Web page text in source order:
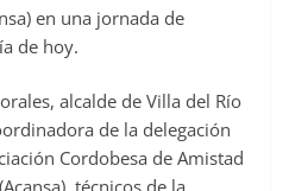
en una jornada de
de hoy.
alcalde de Villa del Río
de la delegación
Cordobesa de Amistad